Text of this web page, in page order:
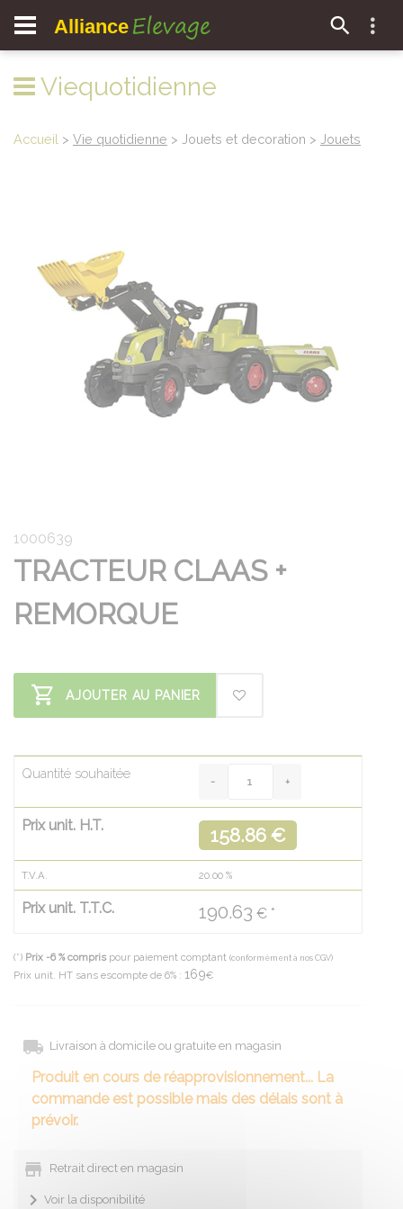
Alliance Elevage
Viequotidienne
Accueil > Vie quotidienne > Jouets et decoration > Jouets
1000639
TRACTEUR CLAAS +
REMORQUE
AJOUTER AU PANIER
Quantité souhaitée
Prix unit. H.T. 158.86 €
T.V.A. 20.00 %
Prix unit. T.T.C. 190.63 € *
(*) Prix -6 % compris pour paiement comptant (conformément à nos CGV)
Prix unit. HT sans escompte de 6% : 169€
Livraison à domicile ou gratuite en magasin
Produit en cours de réapprovisionnement... La
commande est possible mais des délais sont à
prévoir.
Retrait direct en magasin
Voir la disponibilité